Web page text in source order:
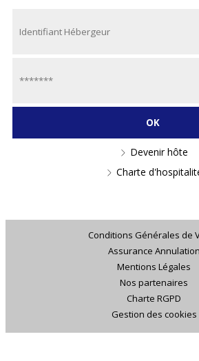
Devenir hôte
Charte
Conditions Générales de
Assurance Annulation
Mentions Légales
Nos partenaires
Charte RGPD
Gestion des cookies